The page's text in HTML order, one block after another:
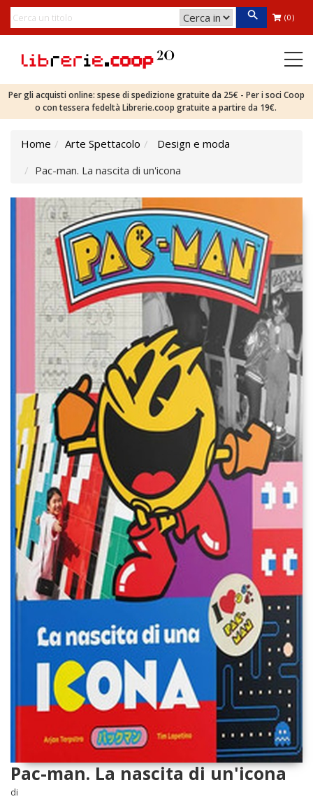
(0)
Per gli acquisti online: spese di spedizione gratuite da 25€ - Per i soci Coop
o con tessera fedeltà Librerie.coop gratuite a partire da 19€.
Home Arte Spettacolo
Design e moda
Pac-man. La nascita di un'icona
Pac-man. La nascita di un'icona
di